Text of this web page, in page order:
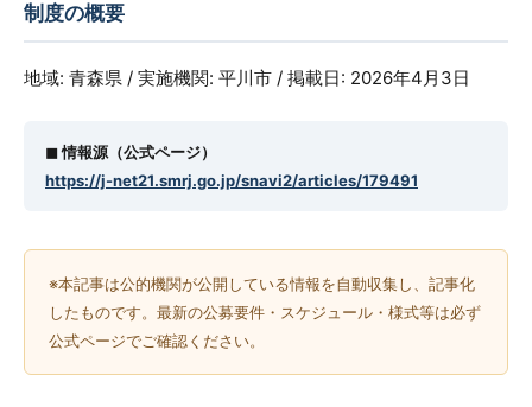
制度の概要
地域: 青森県 / 実施機関: 平川市 / 掲載日: 2026年4月3日
◼︎ 情報源（公式ページ）
https://j-net21.smrj.go.jp/snavi2/articles/179491
※本記事は公的機関が公開している情報を自動収集し、記事化
したものです。最新の公募要件・スケジュール・様式等は必ず
公式ページでご確認ください。